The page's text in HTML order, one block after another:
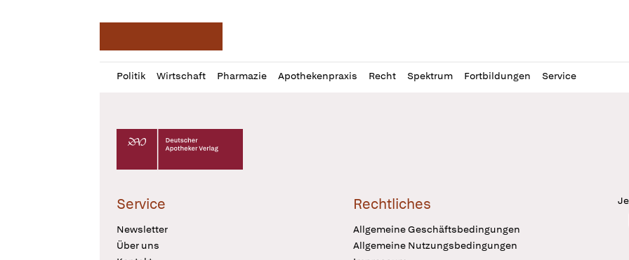
Politik Wirtschaft Pharmazie Apothekenpraxis Recht Spektrum Fortbildungen Service
Profil
öffnen
Daz
Pur
Deutscher Apotheker Verlag Logo
Service
Newsletter
Über uns
Rechtliches
Allgemeine Geschäftsbedingungen
Allgemeine Nutzungsbedingungen